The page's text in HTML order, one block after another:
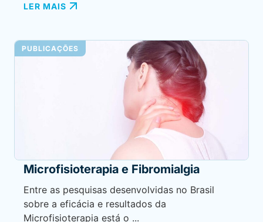
LER MAIS
PUBLICAÇÕES
Microfisioterapia e Fibromialgia
Entre as pesquisas desenvolvidas no Brasil
sobre a eficácia e resultados da
Microfisioterapia está o ...